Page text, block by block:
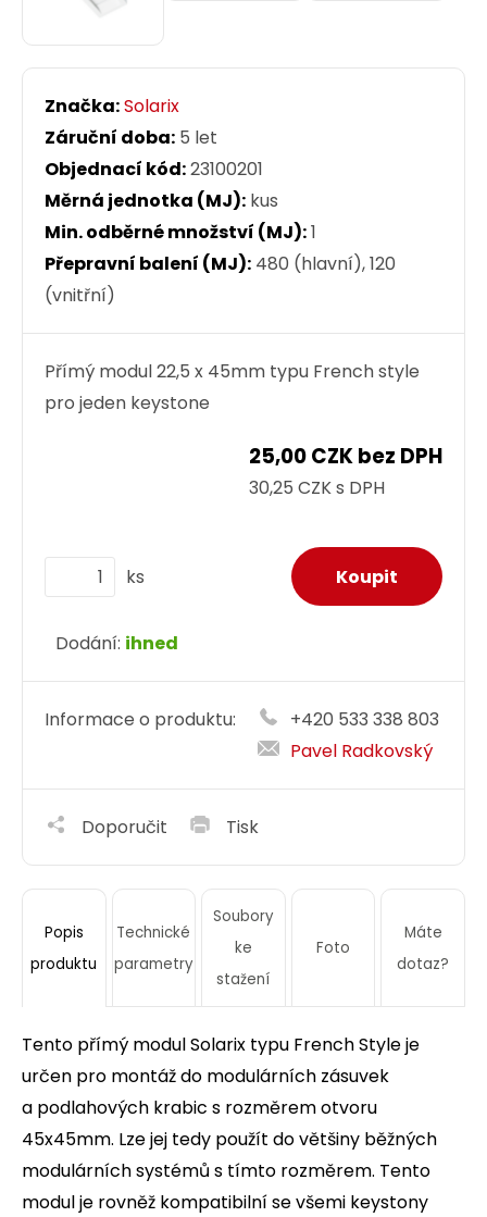
Značka:Solarix
Záruční doba: 5 let
Objednací kód:23100201
Měrná jednotka (MJ): kus
Min. odběrné množství (MJ):1
Přepravní balení (MJ): 480 (hlavní), 120
(vnitřní)
Přímý modul 22,5 x 45mm typu French style
pro jeden keystone
25,00 CZK bez DPH
30,25 CZK s DPH
ks
Dodání: ihned
Informace o produktu:
+420 533 338 803
Pavel Radkovský
Doporučit Tisk
Popis
produktu
Technické
parametry
Soubory
ke
stažení
Foto
Máte
dotaz?
Tento přímý modul Solarix typu French Style je
určen pro montáž do modulárních zásuvek
a podlahových krabic s rozměrem otvoru
45x45mm. Lze jej tedy použít do většiny běžných
modulárních systémů s tímto rozměrem. Tento
modul je rovněž kompatibilní se všemi keystony